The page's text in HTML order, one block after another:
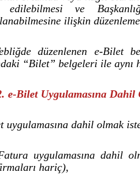
edilebilmesi ve
ilişkin
düzenlenen e-Bilet
“Bilet” belgeleri ile aynı
e-Bilet Uygulamasına Dahil
uygulamasına dahil olmak
uygulamasına dahil
hariç),